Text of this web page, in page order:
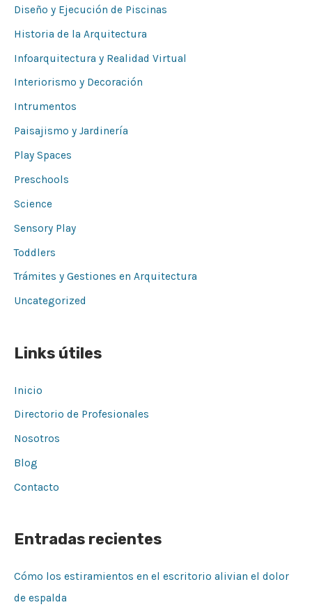
Diseño y Ejecución de Piscinas
Historia de la Arquitectura
Infoarquitectura y Realidad Virtual
Interiorismo y Decoración
Intrumentos
Paisajismo y Jardinería
Play Spaces
Preschools
Science
Sensory Play
Toddlers
Trámites y Gestiones en Arquitectura
Uncategorized
Links útiles
Inicio
Directorio de Profesionales
Nosotros
Blog
Contacto
Entradas recientes
Cómo los estiramientos en el escritorio alivian el dolor
de espalda